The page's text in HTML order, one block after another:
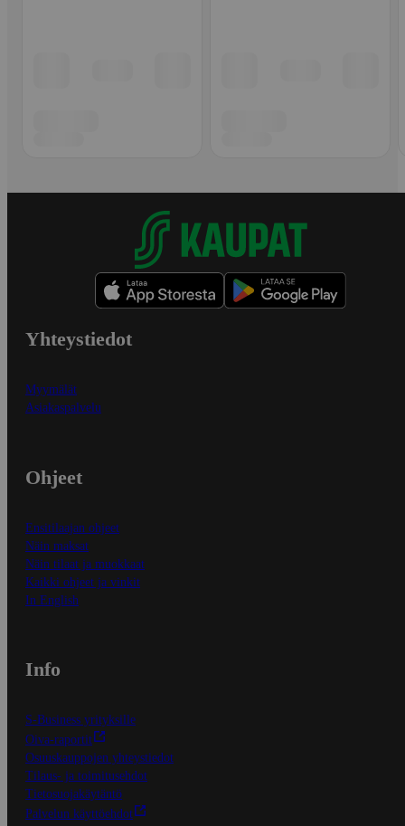
Yhteystiedot
Myymälät
Asiakaspalvelu
Ohjeet
Ensitilaajan ohjeet
Näin maksat
Näin tilaat ja muokkaat
Kaikki ohjeet ja vinkit
In English
Info
S-Business yrityksille
Oiva-raportit
Osuuskauppojen yhteystiedot
Tilaus- ja toimitusehdot
Tietosuojakäytäntö
Palvelun käyttöehdot